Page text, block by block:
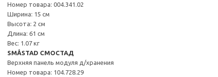
Номер товара: 004.341.02
Ширина: 15 см
Высота: 2 см
Длина: 61 см
Вес: 1.07 кг
SMÅSTAD СМОСТАД
Верхняя панель модуля д/хранения
Номер товара: 104.728.29